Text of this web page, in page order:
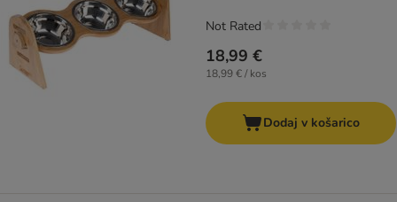
18,99 €
18,99 € / kos
Not Rated
Dodaj v košarico